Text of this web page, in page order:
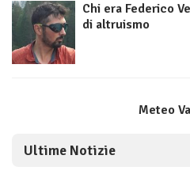
Chi era Federico
di altruismo
Meteo
Ultime Notizie